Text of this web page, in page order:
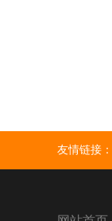
友情链接：